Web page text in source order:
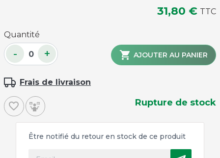
31,80 € TTC
Quantité
- +  AJOUTER AU PANIER
Frais de livraison
favorite_border Rupture de stock
Être notifié du retour en stock de ce produit